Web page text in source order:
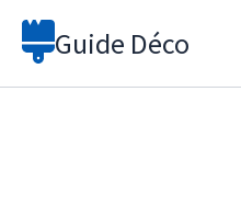
Aller
Guide Déco